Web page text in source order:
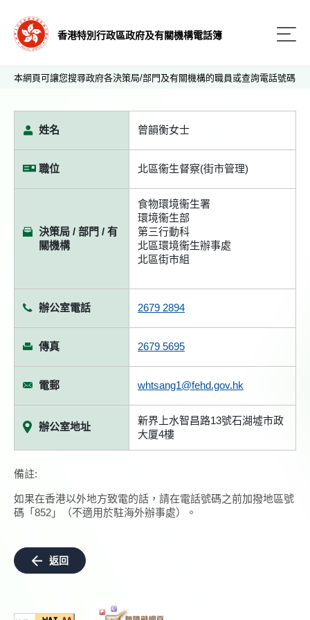
香港特別行政區政府及有關機構電話簿
本網頁可讓您搜尋政府各決策局/部門及有關機構的職員或查詢電話號碼
姓名 曾韻衡女士
職位 北區衞生督察(街市管理)
決策局 / 部門 / 有
關機構
食物環境衞生署
環境衞生部
第三行動科
北區環境衞生辦事處
北區街市組
辦公室電話 2679 2894
傳真 2679 5695
電郵 whtsang1@fehd.gov.hk
辦公室地址
新界上水智昌路13號石湖墟市政
大厦4樓
備註:
如果在香港以外地方致電的話，請在電話號碼之前加撥地區號
碼「852」（不適用於駐海外辦事處）。
返回